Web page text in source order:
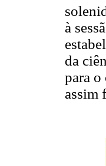
à
da
para
assim